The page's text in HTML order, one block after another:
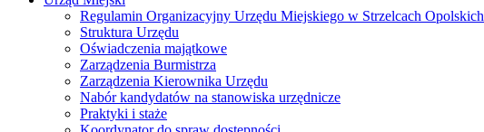
Regulamin Organizacyjny Urzędu Miejskiego w Strzelcach Opolskich
Struktura Urzędu
Oświadczenia majątkowe
Zarządzenia Burmistrza
Zarządzenia Kierownika Urzędu
Nabór kandydatów na stanowiska urzędnicze
Praktyki i staże